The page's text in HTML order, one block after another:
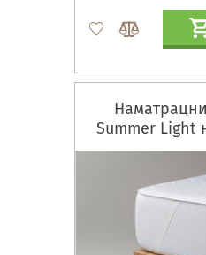
Summer Light